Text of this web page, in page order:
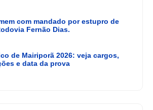
com mandado por estupro de
Fernão Dias.
de Mairiporã 2026: veja cargos,
e data da prova